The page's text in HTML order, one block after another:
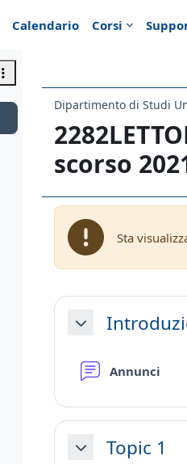
Calendario Corsi
Dipartimento di Studi
scorso
Sta
Schema
Minimizza
Annunci
MinimizzaTopic 1